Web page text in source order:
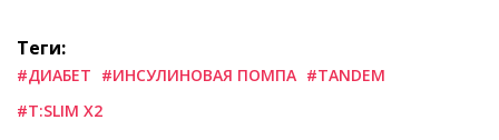
Теги:
#ДИАБЕТ #ИНСУЛИНОВАЯ ПОМПА #TANDEM
#T:SLIM X2